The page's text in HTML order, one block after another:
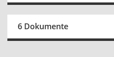
6 Dokumente